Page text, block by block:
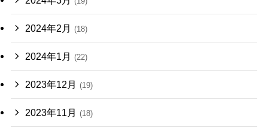
2024年2月 (18)
2024年1月 (22)
2023年12月 (19)
2023年11月 (18)